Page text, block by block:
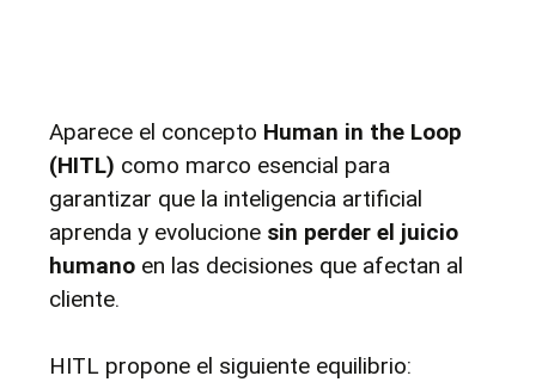
Aparece el concepto Human in the Loop
(HITL) como marco esencial para
garantizar que la inteligencia artificial
aprenda y evolucione sin perder el juicio
humano en las decisiones que afectan al
cliente.
HITL propone el siguiente equilibrio: